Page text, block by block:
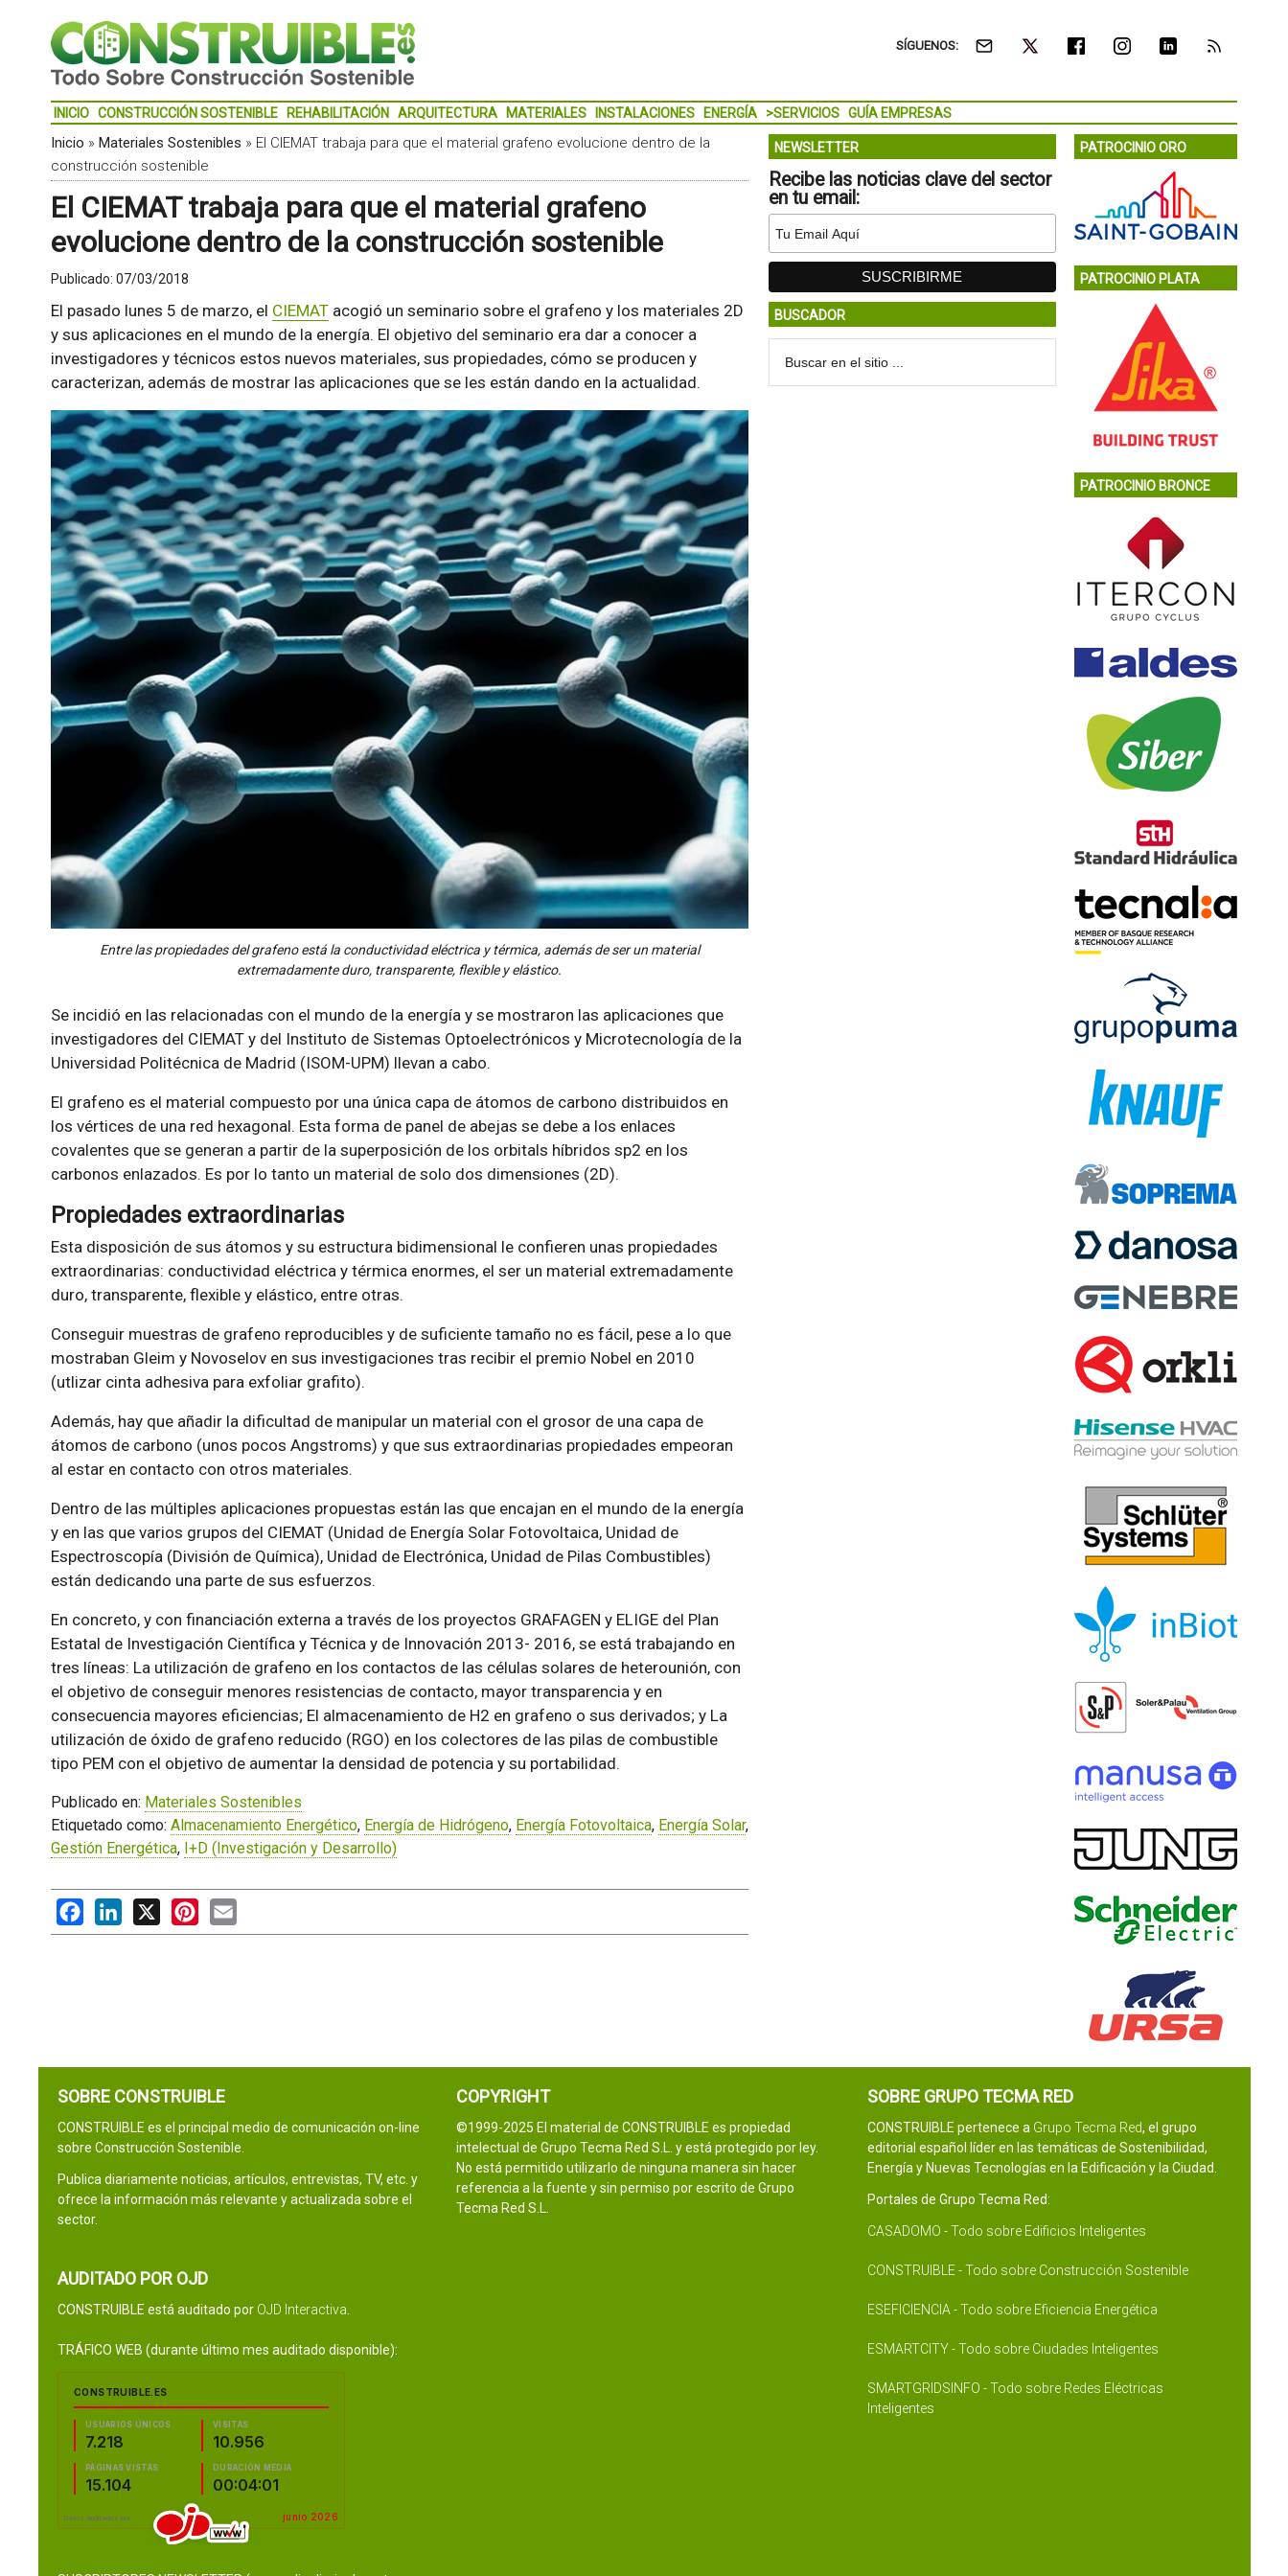
SÍGUENOS:
INICIO CONSTRUCCIÓN SOSTENIBLE REHABILITACIÓN ARQUITECTURA MATERIALES INSTALACIONES ENERGÍA >SERVICIOS GUÍA EMPRESAS
Inicio » Materiales Sostenibles » El CIEMAT trabaja para que el material grafeno evolucione dentro de la
construcción sostenible
El CIEMAT trabaja para que el material grafeno
evolucione dentro de la construcción sostenible
Publicado: 07/03/2018
El pasado lunes 5 de marzo, el CIEMATacogió un seminario sobre el grafeno y los materiales 2D
y sus aplicaciones en el mundo de la energía. El objetivo del seminario era dar a conocer a
investigadores y técnicos estos nuevos materiales, sus propiedades, cómo se producen y
caracterizan, además de mostrar las aplicaciones que se les están dando en la actualidad.
Entre las propiedades del grafeno está la conductividad eléctrica y térmica, además de ser un material
extremadamente duro, transparente, flexible y elástico.
Se incidió en las relacionadas con el mundo de la energía y se mostraron las aplicaciones que
investigadores del CIEMAT y del Instituto de Sistemas Optoelectrónicos y Microtecnología de la
Universidad Politécnica de Madrid (ISOM-UPM) llevan a cabo.
El grafeno es el material compuesto por una única capa de átomos de carbono distribuidos en
los vértices de una red hexagonal. Esta forma de panel de abejas se debe a los enlaces
covalentes que se generan a partir de la superposición de los orbitals híbridos sp2 en los
carbonos enlazados. Es por lo tanto un material de solo dos dimensiones (2D).
Propiedades extraordinarias
Esta disposición de sus átomos y su estructura bidimensional le confieren unas propiedades
extraordinarias: conductividad eléctrica y térmica enormes, el ser un material extremadamente
duro, transparente, flexible y elástico, entre otras.
Conseguir muestras de grafeno reproducibles y de suficiente tamaño no es fácil, pese a lo que
mostraban Gleim y Novoselov en sus investigaciones tras recibir el premio Nobel en 2010
(utlizar cinta adhesiva para exfoliar grafito).
Además, hay que añadir la dificultad de manipular un material con el grosor de una capa de
átomos de carbono (unos pocos Angstroms) y que sus extraordinarias propiedades empeoran
al estar en contacto con otros materiales.
Dentro de las múltiples aplicaciones propuestas están las que encajan en el mundo de la energía
y en las que varios grupos del CIEMAT (Unidad de Energía Solar Fotovoltaica, Unidad de
Espectroscopía (División de Química), Unidad de Electrónica, Unidad de Pilas Combustibles)
están dedicando una parte de sus esfuerzos.
En concreto, y con financiación externa a través de los proyectos GRAFAGEN y ELIGE del Plan
Estatal de Investigación Científica y Técnica y de Innovación 2013- 2016, se está trabajando en
tres líneas: La utilización de grafeno en los contactos de las células solares de heterounión, con
el objetivo de conseguir menores resistencias de contacto, mayor transparencia y en
consecuencia mayores eficiencias; El almacenamiento de H2 en grafeno o sus derivados; y La
utilización de óxido de grafeno reducido (RGO) en los colectores de las pilas de combustible
tipo PEM con el objetivo de aumentar la densidad de potencia y su portabilidad.
Publicado en: Materiales Sostenibles
Etiquetado como: Almacenamiento Energético, Energía de Hidrógeno, Energía Fotovoltaica, Energía Solar,
Gestión Energética, I+D (Investigación y Desarrollo)
FacebookLinkedIn
X PinterestEmail
NEWSLETTER
Recibe las noticias clave del sector
en tu email:
BUSCADOR
PATROCINIO ORO
PATROCINIO PLATA
PATROCINIO BRONCE
SOBRE CONSTRUIBLE
CONSTRUIBLE es el principal medio de comunicación on-line
sobre Construcción Sostenible.
Publica diariamente noticias, artículos, entrevistas, TV, etc. y
ofrece la información más relevante y actualizada sobre el
sector.
AUDITADO POR OJD
CONSTRUIBLE está auditado por OJD Interactiva
TRÁFICO WEB (durante último mes auditado disponible):
COPYRIGHT
©1999-2025 El material de CONSTRUIBLE es propiedad
intelectual de Grupo Tecma Red S.L. y está protegido por ley.
No está permitido utilizarlo de ninguna manera sin hacer
referencia a la fuente y sin permiso por escrito de Grupo
Tecma Red S.L.
SOBRE GRUPO TECMA RED
CONSTRUIBLE pertenece a Grupo Tecma Red, el grupo
editorial español líder en las temáticas de Sostenibilidad,
Energía y Nuevas Tecnologías en la Edificación y la Ciudad.
Portales de Grupo Tecma Red:
CASADOMO - Todo sobre Edificios Inteligentes
CONSTRUIBLE - Todo sobre Construcción Sostenible
ESEFICIENCIA - Todo sobre Eficiencia Energética
ESMARTCITY - Todo sobre Ciudades Inteligentes
SMARTGRIDSINFO - Todo sobre Redes Eléctricas
Inteligentes